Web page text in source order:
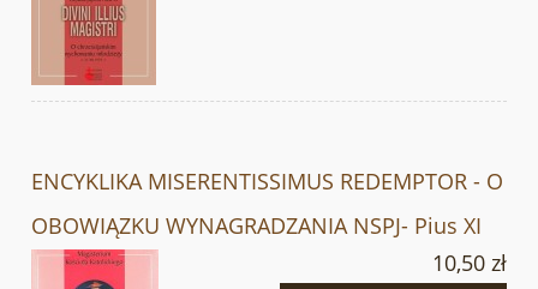
ENCYKLIKA MISERENTISSIMUS REDEMPTOR - O
OBOWIĄZKU WYNAGRADZANIA NSPJ- Pius XI
10,50 zł